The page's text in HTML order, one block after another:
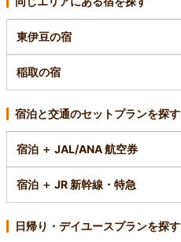
東伊豆の宿
稲取の宿
宿泊と交通のセットプランを探す
宿泊 ＋ JAL/ANA 航空券
宿泊 ＋ JR 新幹線・特急
日帰り・デイユースプランを探す